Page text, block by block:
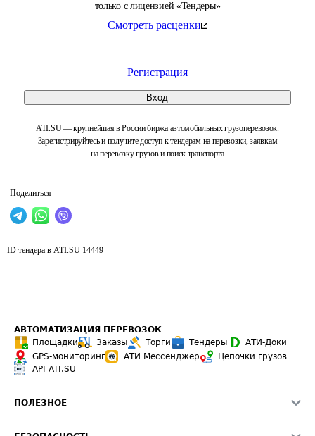
только с лицензией «Тендеры»
Смотреть расценки
Регистрация
Вход
ATI.SU — крупнейшая в России биржа автомобильных грузоперевозок.
Зарегистрируйтесь и получите доступ к тендерам на перевозки, заявкам
на перевозку грузов и поиск транспорта
Поделиться
ID тендера в ATI.SU 14449
АВТОМАТИЗАЦИЯ ПЕРЕВОЗОК
Площадки
Заказы Торги Тендеры
АТИ-Доки
GPS-мониторинг
АТИ Мессенджер
Цепочки грузов
API ATI.SU
ПОЛЕЗНОЕ